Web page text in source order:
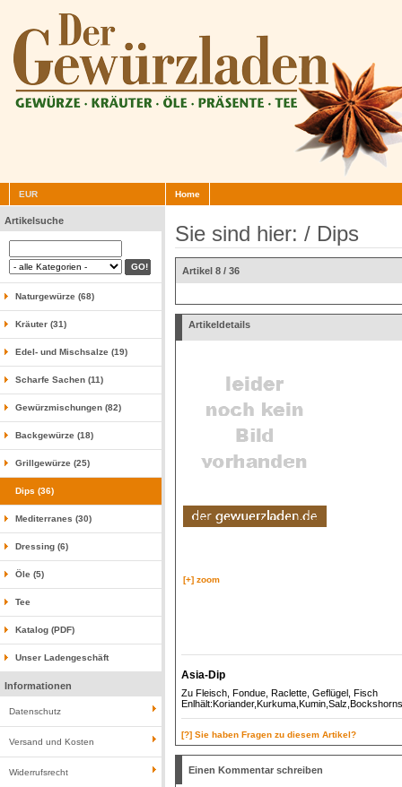
EUR Home
Artikelsuche
Naturgewürze (68)
Kräuter (31)
Edel- und Mischsalze (19)
Scharfe Sachen (11)
Gewürzmischungen (82)
Backgewürze (18)
Grillgewürze (25)
Dips (36)
Mediterranes (30)
Dressing (6)
Öle (5)
Tee
Katalog (PDF)
Unser Ladengeschäft
Informationen
Datenschutz
Versand und Kosten
Widerrufsrecht
Sie sind hier: / Dips
Artikel 8 / 36
Artikeldetails
[+] zoom
Asia-Dip
Zu Fleisch, Fondue, Raclette, Geflügel, Fisch
[?] Sie haben Fragen zu diesem Artikel?
Einen Kommentar schreiben